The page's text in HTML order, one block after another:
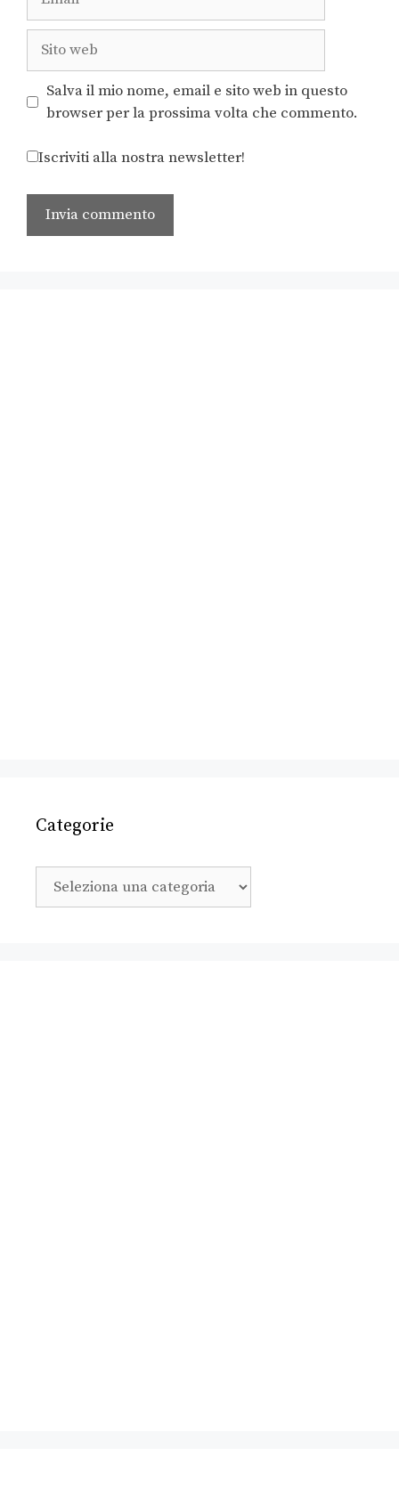
Salva il mio nome, email e sito web in questo
browser per la prossima volta che commento.
Iscriviti alla nostra newsletter!
Categorie